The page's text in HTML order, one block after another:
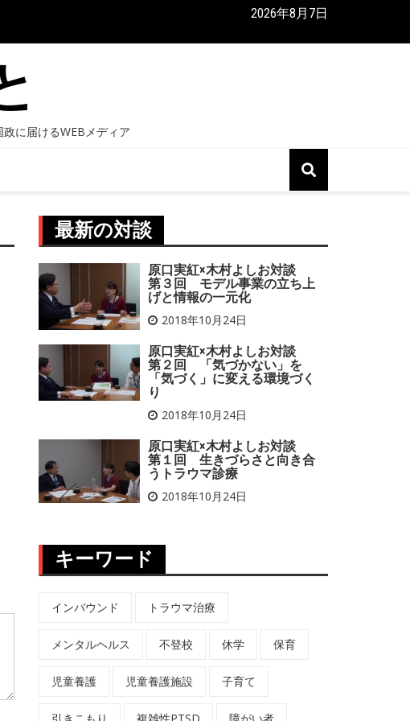
原口実紅×木村よしお対談 第２回 「気づかない」を「気づく」に
2026年8月7日
最新の対談
原口実紅×木村よしお対談
第３回 モデル事業の立ち上
げと情報の一元化
2018年10月24日
原口実紅×木村よしお対談
第２回 「気づかない」を
「気づく」に変える環境づく
り
2018年10月24日
原口実紅×木村よしお対談
第１回 生きづらさと向き合
うトラウマ診療
2018年10月24日
キーワード
インバウンド トラウマ治療
メンタルヘルス 不登校 休学 保育
児童養護 児童養護施設 子育て